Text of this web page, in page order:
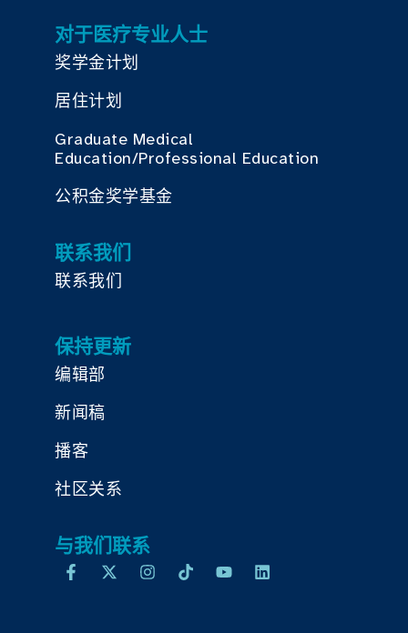
对于医疗专业人士
奖学金计划
居住计划
Graduate Medical
Education/Professional Education
公积金奖学基金
联系我们
联系我们
保持更新
编辑部
新闻稿
播客
社区关系
与我们联系